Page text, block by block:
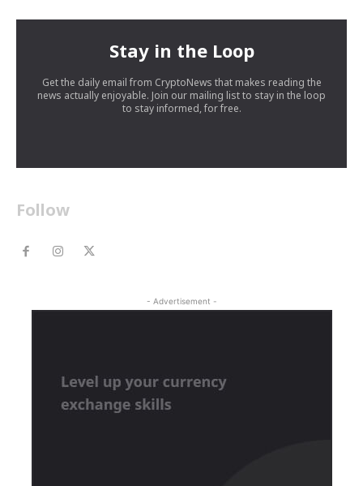
Stay in the Loop
Get the daily email from CryptoNews that makes reading the
news actually enjoyable. Join our mailing list to stay in the loop
to stay informed, for free.
Follow
- Advertisement -